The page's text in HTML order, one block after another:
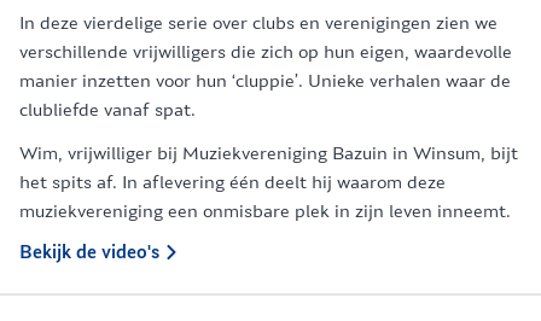
In deze vierdelige serie over clubs en verenigingen zien we
verschillende vrijwilligers die zich op hun eigen, waardevolle
manier inzetten voor hun ‘cluppie’. Unieke verhalen waar de
clubliefde vanaf spat.
Wim, vrijwilliger bij Muziekvereniging Bazuin in Winsum, bijt
het spits af. In aflevering één deelt hij waarom deze
muziekvereniging een onmisbare plek in zijn leven inneemt.
Bekijk de video's